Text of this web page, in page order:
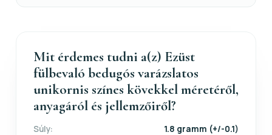
Mit érdemes tudni a(z) Ezüst
fülbevaló bedugós varázslatos
unikornis színes kövekkel méretéről,
anyagáról és jellemzőiről?
Súly: 1.8 gramm (+/-0.1)